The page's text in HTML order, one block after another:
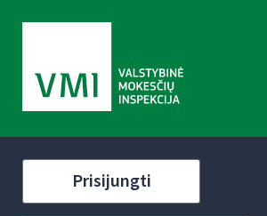
Prisijungti